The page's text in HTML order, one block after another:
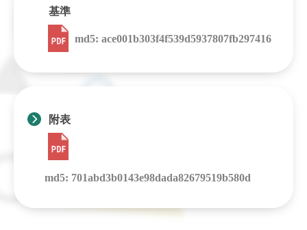
基準
md5: ace001b303f4f539d5937807fb297416
附表
md5: 701abd3b0143e98dada82679519b580d